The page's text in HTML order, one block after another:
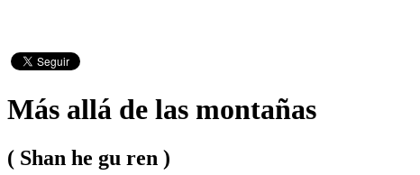
Más allá de las montañas
( Shan he gu ren )